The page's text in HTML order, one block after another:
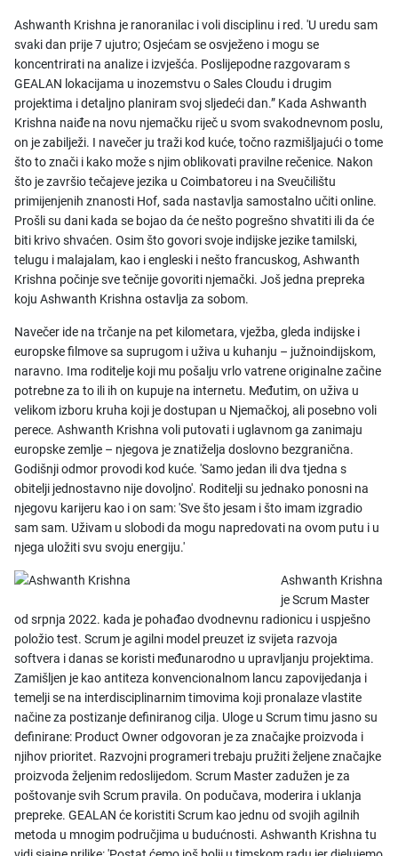
Ashwanth Krishna je ranoranilac i voli disciplinu i red. 'U uredu sam
svaki dan prije 7 ujutro; Osjećam se osvježeno i mogu se
koncentrirati na analize i izvješća. Poslijepodne razgovaram s
GEALAN lokacijama u inozemstvu o Sales Cloudu i drugim
projektima i detaljno planiram svoj sljedeći dan.” Kada Ashwanth
Krishna naiđe na novu njemačku riječ u svom svakodnevnom poslu,
on je zabilježi. I navečer ju traži kod kuće, točno razmišljajući o tome
što to znači i kako može s njim oblikovati pravilne rečenice. Nakon
što je završio tečajeve jezika u Coimbatoreu i na Sveučilištu
primijenjenih znanosti Hof, sada nastavlja samostalno učiti online.
Prošli su dani kada se bojao da će nešto pogrešno shvatiti ili da će
biti krivo shvaćen. Osim što govori svoje indijske jezike tamilski,
telugu i malajalam, kao i engleski i nešto francuskog, Ashwanth
Krishna počinje sve tečnije govoriti njemački. Još jedna prepreka
koju Ashwanth Krishna ostavlja za sobom.
Navečer ide na trčanje na pet kilometara, vježba, gleda indijske i
europske filmove sa suprugom i uživa u kuhanju – južnoindijskom,
naravno. Ima roditelje koji mu pošalju vrlo vatrene originalne začine
potrebne za to ili ih on kupuje na internetu. Međutim, on uživa u
velikom izboru kruha koji je dostupan u Njemačkoj, ali posebno voli
perece. Ashwanth Krishna voli putovati i uglavnom ga zanimaju
europske zemlje – njegova je znatiželja doslovno bezgranična.
Godišnji odmor provodi kod kuće. 'Samo jedan ili dva tjedna s
obitelji jednostavno nije dovoljno'. Roditelji su jednako ponosni na
njegovu karijeru kao i on sam: 'Sve što jesam i što imam izgradio
sam sam. Uživam u slobodi da mogu napredovati na ovom putu i u
njega uložiti svu svoju energiju.'
Ashwanth Krishna
je Scrum Master
od srpnja 2022. kada je pohađao dvodnevnu radionicu i uspješno
položio test. Scrum je agilni model preuzet iz svijeta razvoja
softvera i danas se koristi međunarodno u upravljanju projektima.
Zamišljen je kao antiteza konvencionalnom lancu zapovijedanja i
temelji se na interdisciplinarnim timovima koji pronalaze vlastite
načine za postizanje definiranog cilja. Uloge u Scrum timu jasno su
definirane: Product Owner odgovoran je za značajke proizvoda i
njihov prioritet. Razvojni programeri trebaju pružiti željene značajke
proizvoda željenim redoslijedom. Scrum Master zadužen je za
poštovanje svih Scrum pravila. On podučava, moderira i uklanja
prepreke. GEALAN će koristiti Scrum kao jednu od svojih agilnih
metoda u mnogim područjima u budućnosti. Ashwanth Krishna tu